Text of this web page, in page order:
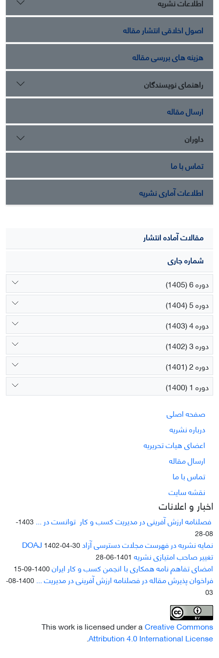
اصول اخلاقی انتشار مقاله
هزینه های بررسی مقاله
راهنمای نویسندگان
ارسال مقاله
داوران
تماس با ما
اطلاعات آماری نشریه
مقالات آماده انتشار
شماره جاری
دوره 6 (1405)
دوره 5 (1404)
دوره 4 (1403)
دوره 3 (1402)
دوره 2 (1401)
دوره 1 (1400)
صفحه اصلی
درباره نشریه
اعضای هیات تحریریه
ارسال مقاله
تماس با ما
نقشه سایت
اخبار و اعلانات
فصلنامه ارزش آفرینی در مدیریت کسب و کار توانست در ...
1403-
08-28
نمایه نشریه در فهرست مجلات دسترسی آزاد DOAJ1402-04-30
تغییر صاحب امتیازی نشریه 1401-06-28
امضای تفاهم نامه همکاری با انجمن کسب و کار ایران1400-09-15
فراخوان پذیرش مقاله در فصلنامه ارزش آفرینی در مدیریت ...
1400-08-
03
This work is licensed under aCreative Commons
Attribution 4.0 International License
.